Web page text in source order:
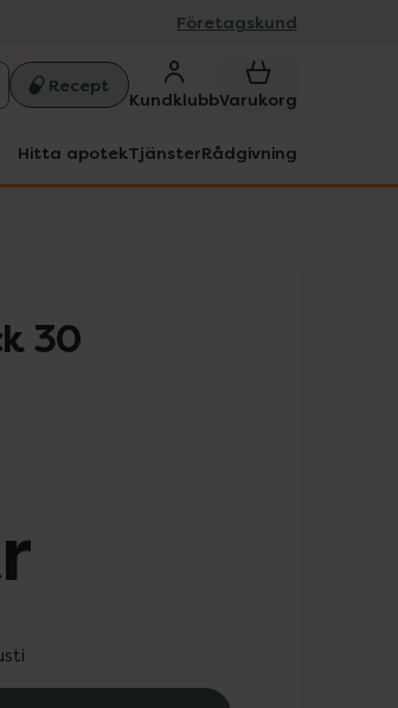
Företagskund
Recept
KundklubbVarukorg
Hitta apotekTjänsterRådgivning
30